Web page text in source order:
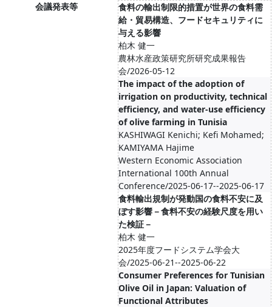
会議発表等
食料の輸出制限的措置が世界の食料需
給・貿易構造、フードセキュリティに
与える影響
柏木 健一
農林水産政策研究所研究成果報告
会/2026-05-12
The impact of the adoption of
irrigation on productivity, technical
efficiency, and water-use efficiency
of olive farming in Tunisia
KASHIWAGI Kenichi; Kefi Mohamed;
KAMIYAMA Hajime
Western Economic Association
International 100th Annual
Conference/2025-06-17--2025-06-17
食料輸出規制が発動国の食料不安に及
ぼす影響－食料不安の経験尺度を用い
た検証－
柏木 健一
2025年度フードシステム学会大
会/2025-06-21--2025-06-22
Consumer Preferences for Tunisian
Olive Oil in Japan: Valuation of
Functional Attributes